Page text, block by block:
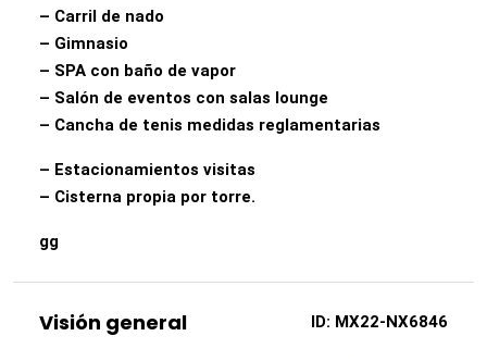
– Carril de nado
– Gimnasio
– SPA con baño de vapor
– Salón de eventos con salas lounge
– Cancha de tenis medidas reglamentarias
– Estacionamientos visitas
– Cisterna propia por torre.
gg
Visión general ID: MX22-NX6846